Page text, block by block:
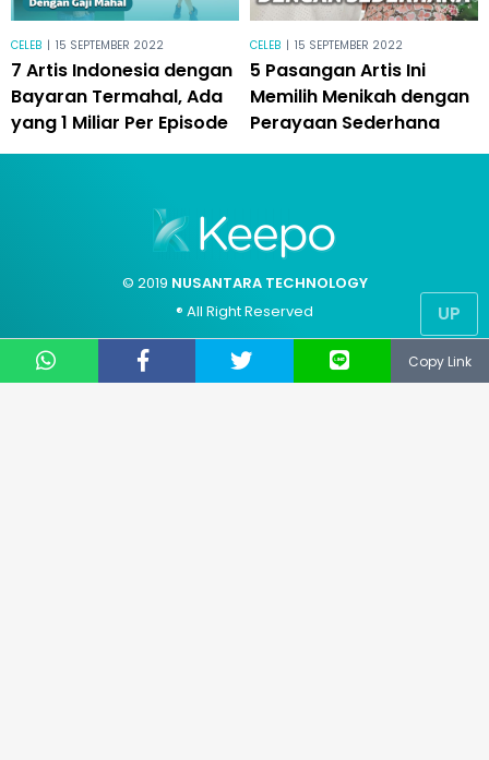
Copy Link
CELEB | 15 SEPTEMBER 2022
7 Artis Indonesia dengan
Bayaran Termahal, Ada
yang 1 Miliar Per Episode
CELEB | 15 SEPTEMBER 2022
5 Pasangan Artis Ini
Memilih Menikah dengan
Perayaan Sederhana
UP
© 2019 NUSANTARA TECHNOLOGY
® All Right Reserved
CS: 081331729141